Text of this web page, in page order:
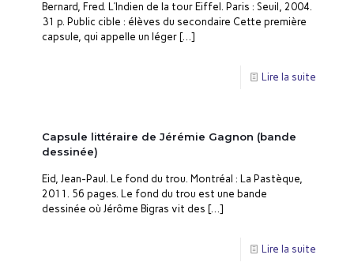
Bernard, Fred. L’Indien de la tour Eiffel. Paris : Seuil, 2004.
31 p. Public cible : élèves du secondaire Cette première
capsule, qui appelle un léger […]
Lire la suite
Capsule littéraire de Jérémie Gagnon (bande
dessinée)
Eid, Jean-Paul. Le fond du trou. Montréal : La Pastèque,
2011. 56 pages. Le fond du trou est une bande
dessinée où Jérôme Bigras vit des […]
Lire la suite